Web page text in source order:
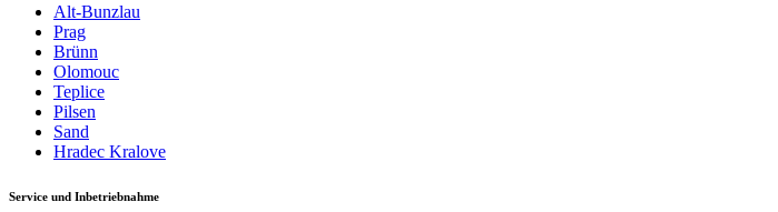
Alt-Bunzlau
Prag
Brünn
Olomouc
Teplice
Pilsen
Sand
Hradec Kralove
Service und Inbetriebnahme